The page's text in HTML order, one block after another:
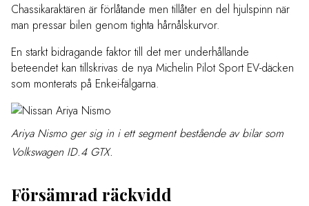
Chassikaraktären är förlåtande men tillåter en del hjulspinn när
man pressar bilen genom tighta hårnålskurvor.
En starkt bidragande faktor till det mer underhållande
beteendet kan tillskrivas de nya Michelin Pilot Sport EV-däcken
som monterats på Enkei-fälgarna.
Ariya Nismo ger sig in i ett segment bestående av bilar som
Volkswagen ID.4 GTX.
Försämrad räckvidd